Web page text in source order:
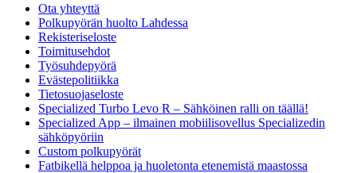
Ota yhteyttä
Polkupyörän huolto Lahdessa
Rekisteriseloste
Toimitusehdot
Työsuhdepyörä
Evästepolitiikka
Tietosuojaseloste
Specialized Turbo Levo R – Sähköinen ralli on täällä!
Specialized App – ilmainen mobiilisovellus Specializedin
sähköpyöriin
Custom polkupyörät
Fatbikellä helppoa ja huoletonta etenemistä maastossa